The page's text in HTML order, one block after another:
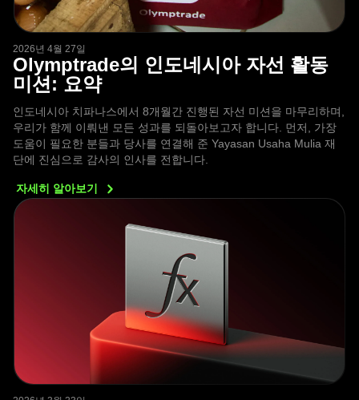
2026년 4월 27일
Olymptrade의 인도네시아 자선 활동
미션: 요약
인도네시아 치파나스에서 8개월간 진행된 자선 미션을 마무리하며,
우리가 함께 이뤄낸 모든 성과를 되돌아보고자 합니다. 먼저, 가장
도움이 필요한 분들과 당사를 연결해 준 Yayasan Usaha Mulia 재
단에 진심으로 감사의 인사를 전합니다.
자세히 알아보기